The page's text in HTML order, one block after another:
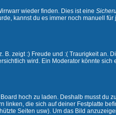
wieder finden. Dies ist eine
kannst du es immer noch manuell
zeigt :) Freude und :( Traurigkeit an.
wird. Ein Moderator könnte
hoch zu laden. Deshalb musst du
die sich auf deiner Festplatte
Seiten usw). Um das Bild